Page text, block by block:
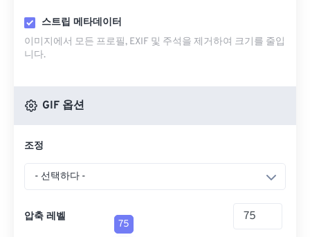
스트립 메타데이터
이미지에서 모든 프로필, EXIF ​​및 주석을 제거하여 크기를 줄입
니다.
GIF 옵션
조정
- 선택하다 -
압축 레벨
75